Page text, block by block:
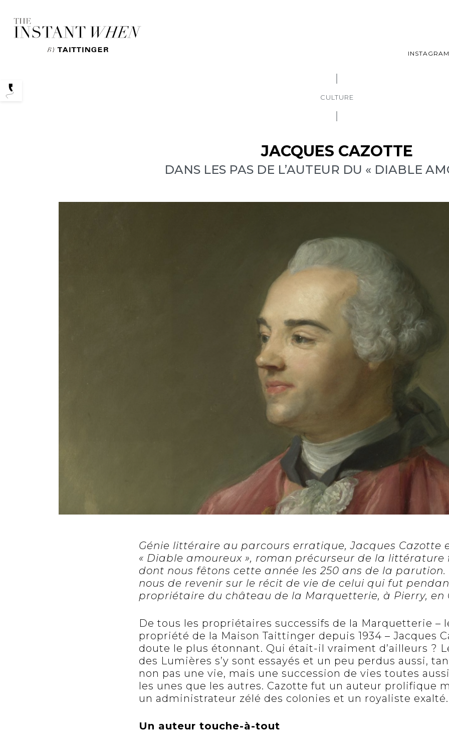
INSTAGRAM
CULTURE
JACQUES CAZOTTE
DANS LES PAS DE L’AUTEUR DU « DIABLE
Génie littéraire au parcours erratique, Jacques Cazotte
« Diable amoureux », roman précurseur de la
dont nous fêtons cette année les 250 ans de la parution.
nous de revenir sur le récit de vie de celui qui fut
propriétaire du château de la Marquetterie, à Pierry, en
De tous les propriétaires successifs de la Marquetterie –
propriété de la Maison Taittinger depuis 1934 – Jacques
doute le plus étonnant. Qui était-il vraiment d’ailleurs ?
des Lumières s’y sont essayés et un peu perdus aussi,
non pas une vie, mais une succession de vies toutes
les unes que les autres. Cazotte fut un auteur prolifique
un administrateur zélé des colonies et un royaliste exalté.
Un auteur touche-à-tout